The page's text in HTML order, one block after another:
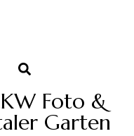
Foto &
Garten